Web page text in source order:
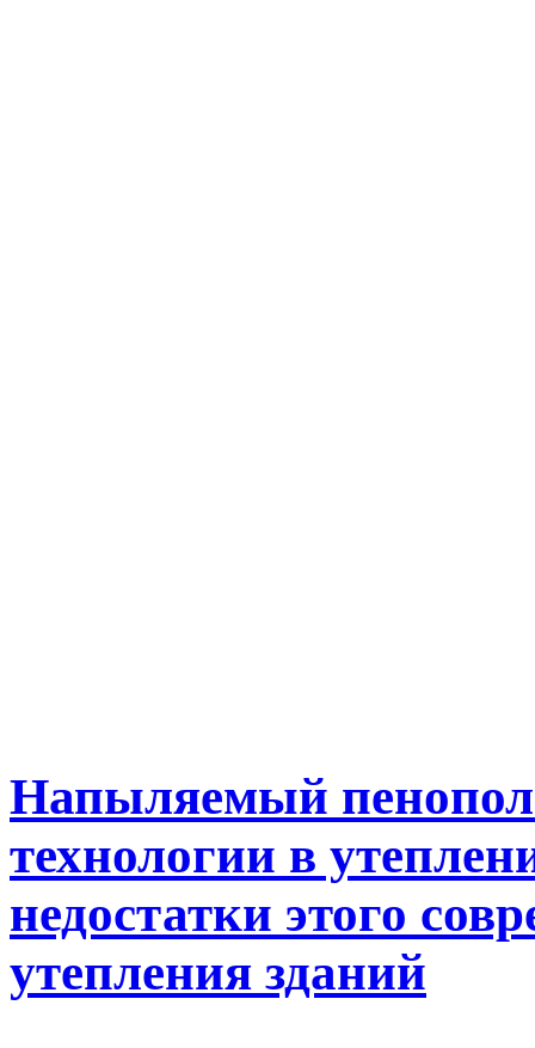
Напыляемый
технологии в
недостатки этого
утепления зданий